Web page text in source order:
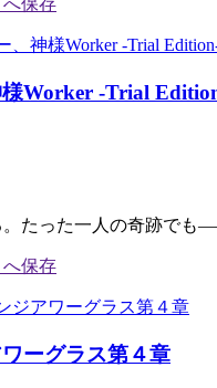
Worker -Trial
。たった一人の奇跡でも
ーグラス第４章